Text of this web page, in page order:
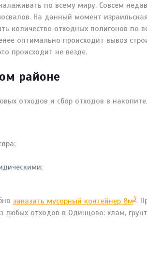
по всему миру. Совсем
На данный момент
количество отходных полигонов по
оптимально происходит вывоз
происходит не везде.
районе
отходов и сбор отходов в
заказать мусорный контейнер 8м3.
отходов в Одинцово: хлам,